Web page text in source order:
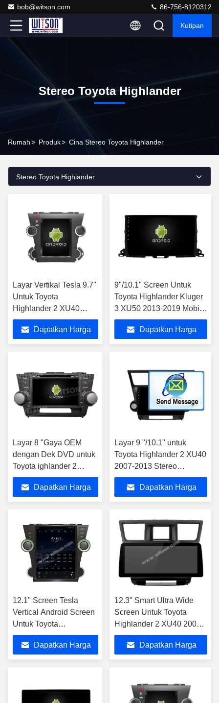
bob@witson.com 86-756-8120312
Kutipan
Stereo Toyota Highlander
Rumah> Produk> Cina Stereo Toyota Highlander
Stereo Toyota Highlander
Layar Vertikal Tesla 9.7''
Untuk Toyota
Highlander 2 XU40
2007-2013 Pemutar
Multimedia Mobil
Android
Dapatkan Harga
9"/10.1" Screen Untuk
Toyota Highlander Kluger
3 XU50 2013-2019 Mobil
Multimedia Stereo
Dapatkan Harga
Layar 8 "Gaya OEM
dengan Dek DVD untuk
Toyota ighlander 2
XU40 2007-2013 Stereo
Mobil Android
Dapatkan Harga
Layar 9 "/10.1" untuk
Toyota Highlander 2 XU40
2007-2013 Stereo
Multimedia Mobil
Dapatkan Harga
12.1" Screen Tesla
Vertical Android Screen
Untuk Toyota
Highlander 2 XU40
2007-2013 Mobil
Multimedia Stereo
Dapatkan Harga
12.3" Smart Ultra Wide
Screen Untuk Toyota
Highlander 2 XU40 2007-
2013 Mobil QLED
Multimedia Stereo
Dapatkan Harga